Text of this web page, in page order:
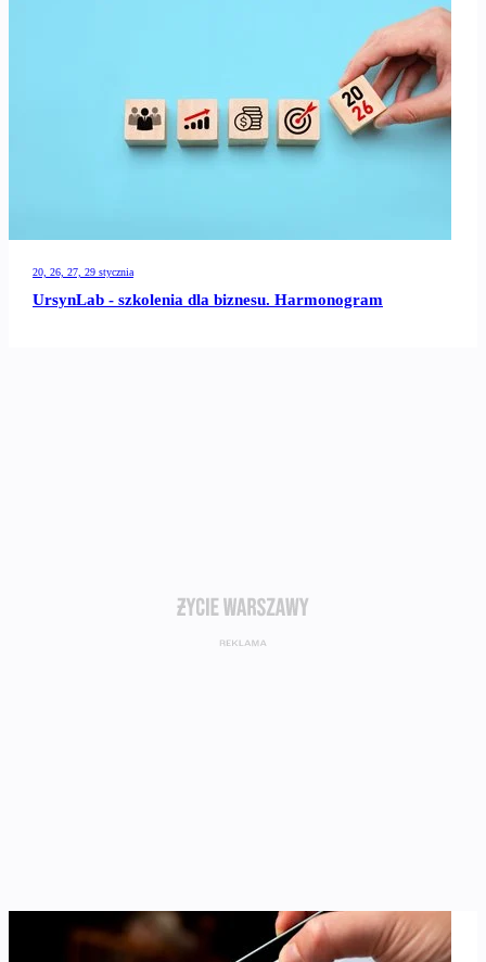
20, 26, 27, 29 stycznia
UrsynLab - szkolenia dla biznesu. Harmonogram